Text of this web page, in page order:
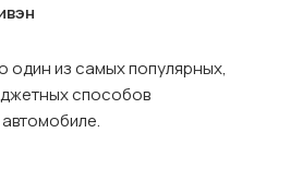
один из самых популярных,
способов